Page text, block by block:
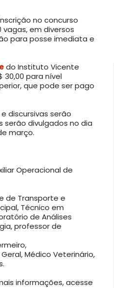
no concurso
em diversos
para posse imediata e
do Instituto Vicente
30,00 para nível
que pode ser pago
discursivas serão
serão divulgados no dia
março.
Operacional de
de Transporte e
Técnico em
de Análises
professor de
Médico Veterinário,
informações, acesse